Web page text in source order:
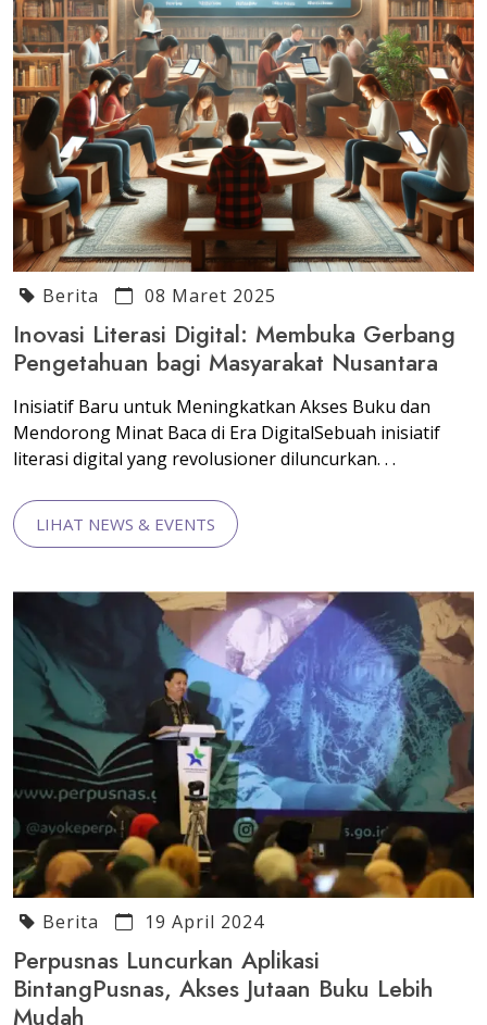
Berita 08 Maret 2025
Inovasi Literasi Digital: Membuka Gerbang
Pengetahuan bagi Masyarakat Nusantara
Inisiatif Baru untuk Meningkatkan Akses Buku dan
Mendorong Minat Baca di Era DigitalSebuah inisiatif
literasi digital yang revolusioner diluncurkan. . .
LIHAT NEWS & EVENTS
Berita 19 April 2024
Perpusnas Luncurkan Aplikasi
BintangPusnas, Akses Jutaan Buku Lebih
Mudah